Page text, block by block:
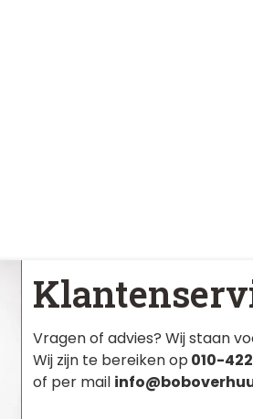
Vragen of advies? Wij staan
Wij zijn te bereiken op 010-
of per mail